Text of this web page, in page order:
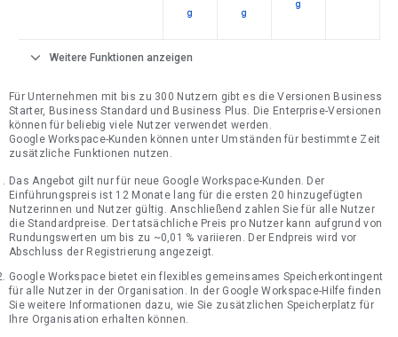
g
g
g
expand_more Weitere Funktionen anzeigen
Für Unternehmen mit bis zu 300 Nutzern gibt es die Versionen Business
Starter, Business Standard und Business Plus. Die Enterprise-Versionen
können für beliebig viele Nutzer verwendet werden.
Google Workspace-Kunden können unter Umständen für bestimmte Zeit
zusätzliche Funktionen nutzen.
Das Angebot gilt nur für neue Google Workspace-Kunden. Der
Einführungspreis ist 12 Monate lang für die ersten 20 hinzugefügten
Nutzerinnen und Nutzer gültig. Anschließend zahlen Sie für alle Nutzer
die Standardpreise. Der tatsächliche Preis pro Nutzer kann aufgrund von
Rundungswerten um bis zu ~0,01 % variieren. Der Endpreis wird vor
Abschluss der Registrierung angezeigt.
Google Workspace bietet ein flexibles gemeinsames Speicherkontingent
für alle Nutzer in der Organisation. In der Google Workspace-Hilfe finden
Sie weitere Informationen dazu, wie Sie zusätzlichen Speicherplatz für
Ihre Organisation erhalten können.